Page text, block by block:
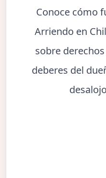
Conoce cómo
Arriendo en
sobre
deberes del